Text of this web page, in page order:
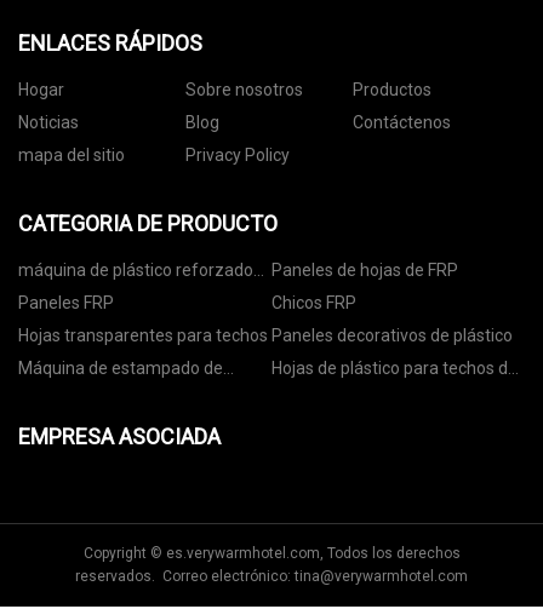
ENLACES RÁPIDOS
Hogar Sobre nosotros
Productos
Noticias
Blog
Contáctenos
mapa del sitio
Privacy Policy
CATEGORIA DE PRODUCTO
máquina de plástico reforzado
con fibra
Paneles de hojas de FRP
Paneles FRP
Chicos FRP
Hojas transparentes para techos Paneles decorativos de plástico
Máquina de estampado de
Hojas de plástico para techos de
EMPRESA ASOCIADA
Copyright © es.verywarmhotel.com, Todos los derechos
reservados. Correo electrónico:tina@verywarmhotel.com